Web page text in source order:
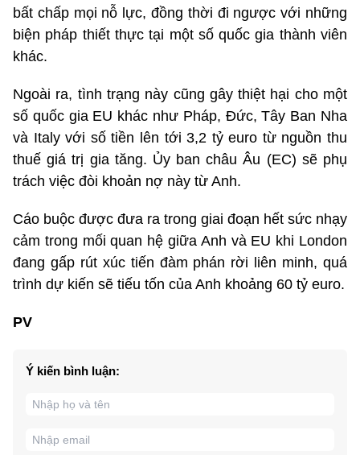
bất chấp mọi nỗ lực, đồng thời đi ngược với những
biện pháp thiết thực tại một số quốc gia thành viên
khác.
Ngoài ra, tình trạng này cũng gây thiệt hại cho một
số quốc gia EU khác như Pháp, Đức, Tây Ban Nha
và Italy với số tiền lên tới 3,2 tỷ euro từ nguồn thu
thuế giá trị gia tăng. Ủy ban châu Âu (EC) sẽ phụ
trách việc đòi khoản nợ này từ Anh.
Cáo buộc được đưa ra trong giai đoạn hết sức nhạy
cảm trong mối quan hệ giữa Anh và EU khi London
đang gấp rút xúc tiến đàm phán rời liên minh, quá
trình dự kiến sẽ tiếu tốn của Anh khoảng 60 tỷ euro.
PV
Ý kiến bình luận: